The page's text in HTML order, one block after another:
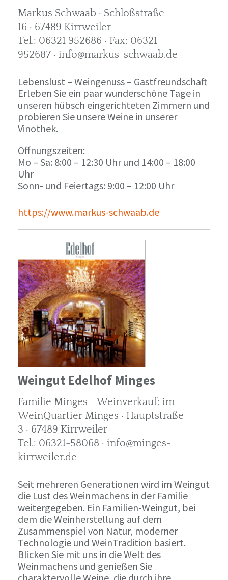
Markus Schwaab · Schloßstraße
16 · 67489 Kirrweiler
Tel.: 06321 952686 · Fax: 06321
952687 · info@markus-schwaab.de
Lebenslust – Weingenuss – Gastfreundschaft
Erleben Sie ein paar wunderschöne Tage in
unseren hübsch eingerichteten Zimmern und
probieren Sie unsere Weine in unserer
Vinothek.
Öffnungszeiten:
Mo – Sa: 8:00 – 12:30 Uhr und 14:00 – 18:00
Uhr
Sonn- und Feiertags: 9:00 – 12:00 Uhr
https://www.markus-schwaab.de
Weingut Edelhof Minges
Familie Minges - Weinverkauf: im
WeinQuartier Minges · Hauptstraße
3 · 67489 Kirrweiler
Tel.: 06321-58068 · info@minges-
kirrweiler.de
Seit mehreren Generationen wird im Weingut
die Lust des Weinmachens in der Familie
weitergegeben. Ein Familien-Weingut, bei
dem die Weinherstellung auf dem
Zusammenspiel von Natur, moderner
Technologie und WeinTradition basiert.
Blicken Sie mit uns in die Welt des
Weinmachens und genießen Sie